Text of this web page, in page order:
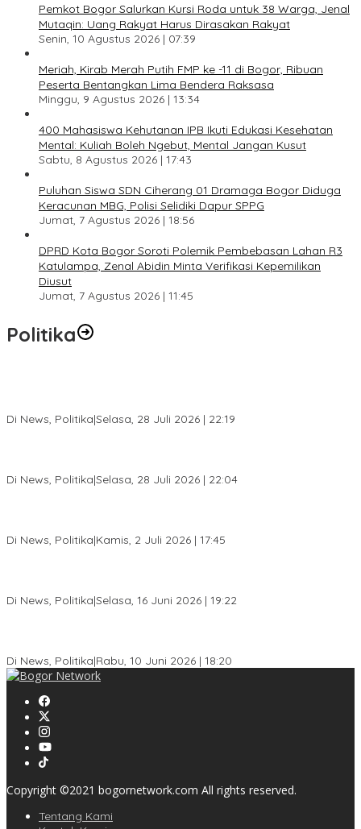
Pemkot Bogor Salurkan Kursi Roda untuk 38 Warga, Jenal
Mutaqin: Uang Rakyat Harus Dirasakan Rakyat
Senin, 10 Agustus 2026 | 07:39
Meriah, Kirab Merah Putih FMP ke -11 di Bogor, Ribuan
Peserta Bentangkan Lima Bendera Raksasa
Minggu, 9 Agustus 2026 | 13:34
400 Mahasiswa Kehutanan IPB Ikuti Edukasi Kesehatan
Mental: Kuliah Boleh Ngebut, Mental Jangan Kusut
Sabtu, 8 Agustus 2026 | 17:43
Puluhan Siswa SDN Ciherang 01 Dramaga Bogor Diduga
Keracunan MBG, Polisi Selidiki Dapur SPPG
Jumat, 7 Agustus 2026 | 18:56
DPRD Kota Bogor Soroti Polemik Pembebasan Lahan R3
Katulampa, Zenal Abidin Minta Verifikasi Kepemilikan
Diusut
Jumat, 7 Agustus 2026 | 11:45
Politika
Di News, Politika|Selasa, 28 Juli 2026 | 22:19
Di News, Politika|Selasa, 28 Juli 2026 | 22:04
Di News, Politika|Kamis, 2 Juli 2026 | 17:45
Di News, Politika|Selasa, 16 Juni 2026 | 19:22
Di News, Politika|Rabu, 10 Juni 2026 | 18:20
Copyright ©2021 bogornetwork.com All rights reserved.
Tentang Kami